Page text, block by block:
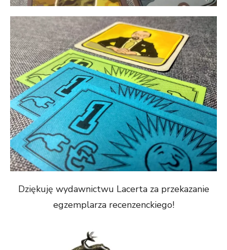
Dziękuję wydawnictwu Lacerta za przekazanie
egzemplarza recenzenckiego!